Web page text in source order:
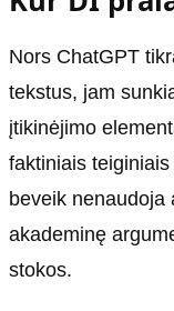
Nors ChatGPT
tekstus, jam
įtikinėjimo
faktiniais
beveik nenaudoja
akademinę
stokos.